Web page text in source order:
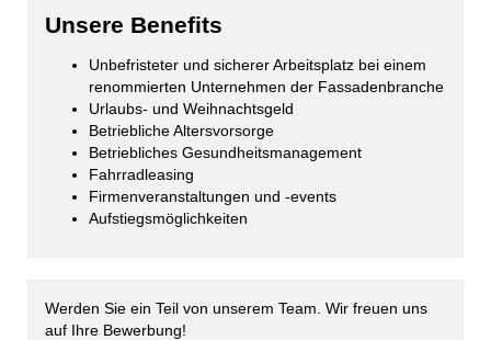
Unsere Benefits
Unbefristeter und sicherer Arbeitsplatz bei einem
renommierten Unternehmen der Fassadenbranche
Urlaubs- und Weihnachtsgeld
Betriebliche Altersvorsorge
Betriebliches Gesundheitsmanagement
Fahrradleasing
Firmenveranstaltungen und -events
Aufstiegsmöglichkeiten
Werden Sie ein Teil von unserem Team. Wir freuen uns
auf Ihre Bewerbung!